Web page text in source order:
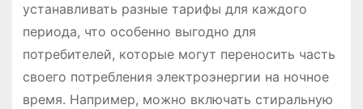
устанавливать разные тарифы для каждого
периода, что особенно выгодно для
потребителей, которые могут переносить часть
своего потребления электроэнергии на ночное
время. Например, можно включать стиральную